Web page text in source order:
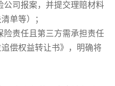
司报案，并提交理赔材料
单等）；
责任且第三方需承担责任
偿权益转让书》，明确将